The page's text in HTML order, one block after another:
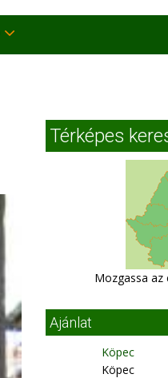
Térképes
Mozgassa az
Ajánlat
Köpec
Köpec